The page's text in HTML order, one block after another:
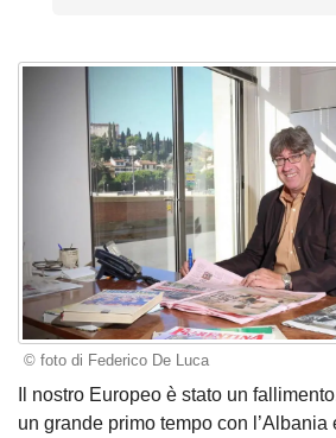
© foto di Federico De Luca
Il nostro Europeo è stato un
un grande primo tempo con l’Albania